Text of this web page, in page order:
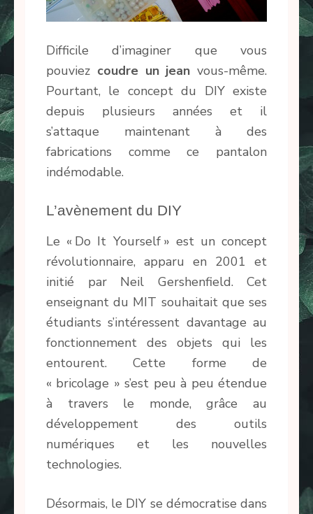
Difficile d’imaginer que vous
pouviez coudre un jean vous-même.
Pourtant, le concept du DIY existe
depuis plusieurs années et il
s’attaque maintenant à des
fabrications comme ce pantalon
indémodable.
L’avènement du DIY
Le « Do It Yourself » est un concept
révolutionnaire, apparu en 2001 et
initié par Neil Gershenfield. Cet
enseignant du MIT souhaitait que ses
étudiants s’intéressent davantage au
fonctionnement des objets qui les
entourent. Cette forme de
« bricolage » s’est peu à peu étendue
à travers le monde, grâce au
développement des outils
numériques et les nouvelles
technologies.
Désormais, le DIY se démocratise dans